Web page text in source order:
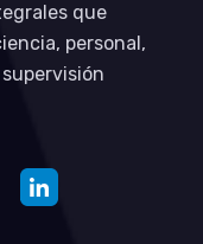
que
personal,